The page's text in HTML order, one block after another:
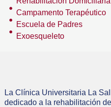
Campamento Terapéutico
Escuela de Padres
Exoesqueleto
La Clínica Universitaria La
dedicado a la rehabilitación